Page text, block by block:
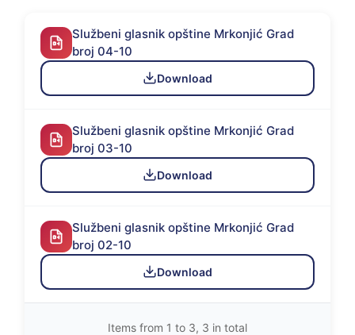
Službeni glasnik opštine Mrkonjić Grad
broj 04-10
Download
Službeni glasnik opštine Mrkonjić Grad
broj 03-10
Download
Službeni glasnik opštine Mrkonjić Grad
broj 02-10
Download
Items from 1 to 3, 3 in total